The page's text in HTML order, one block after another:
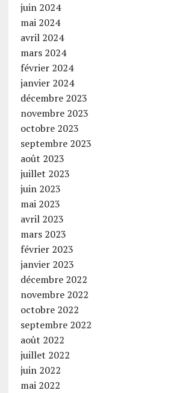
juin 2024
mai 2024
avril 2024
mars 2024
février 2024
janvier 2024
décembre 2023
novembre 2023
octobre 2023
septembre 2023
août 2023
juillet 2023
juin 2023
mai 2023
avril 2023
mars 2023
février 2023
janvier 2023
décembre 2022
novembre 2022
octobre 2022
septembre 2022
août 2022
juillet 2022
juin 2022
mai 2022